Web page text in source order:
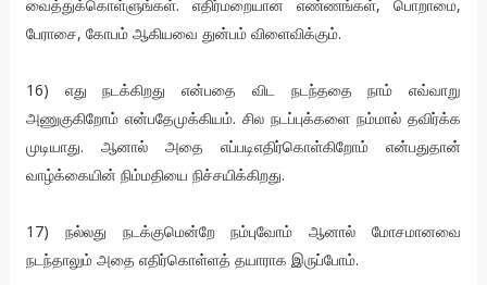
வைத்துக்கொள்ளுங்கள். எதிர்மறையான எண்ணங்கள், பொறாமை,
பேராசை, கோபம் ஆகியவை துன்பம் விளைவிக்கும்.
16) எது நடக்கிறது என்பதை விட நடந்ததை நாம் எவ்வாறு
அணுகுகிறோம் என்பதேமுக்கியம். சில நடப்புக்களை நம்மால் தவிர்க்க
முடியாது. ஆனால் அதை எப்படிஎதிர்கொள்கிறோம் என்பதுதான்
வாழ்க்கையின் நிம்மதியை நிச்சயிக்கிறது.
17) நல்லது நடக்குமென்றே நம்புவோம் ஆனால் மோசமானவை
நடந்தாலும் அதை எதிர்கொள்ளத் தயாராக இருப்போம்.